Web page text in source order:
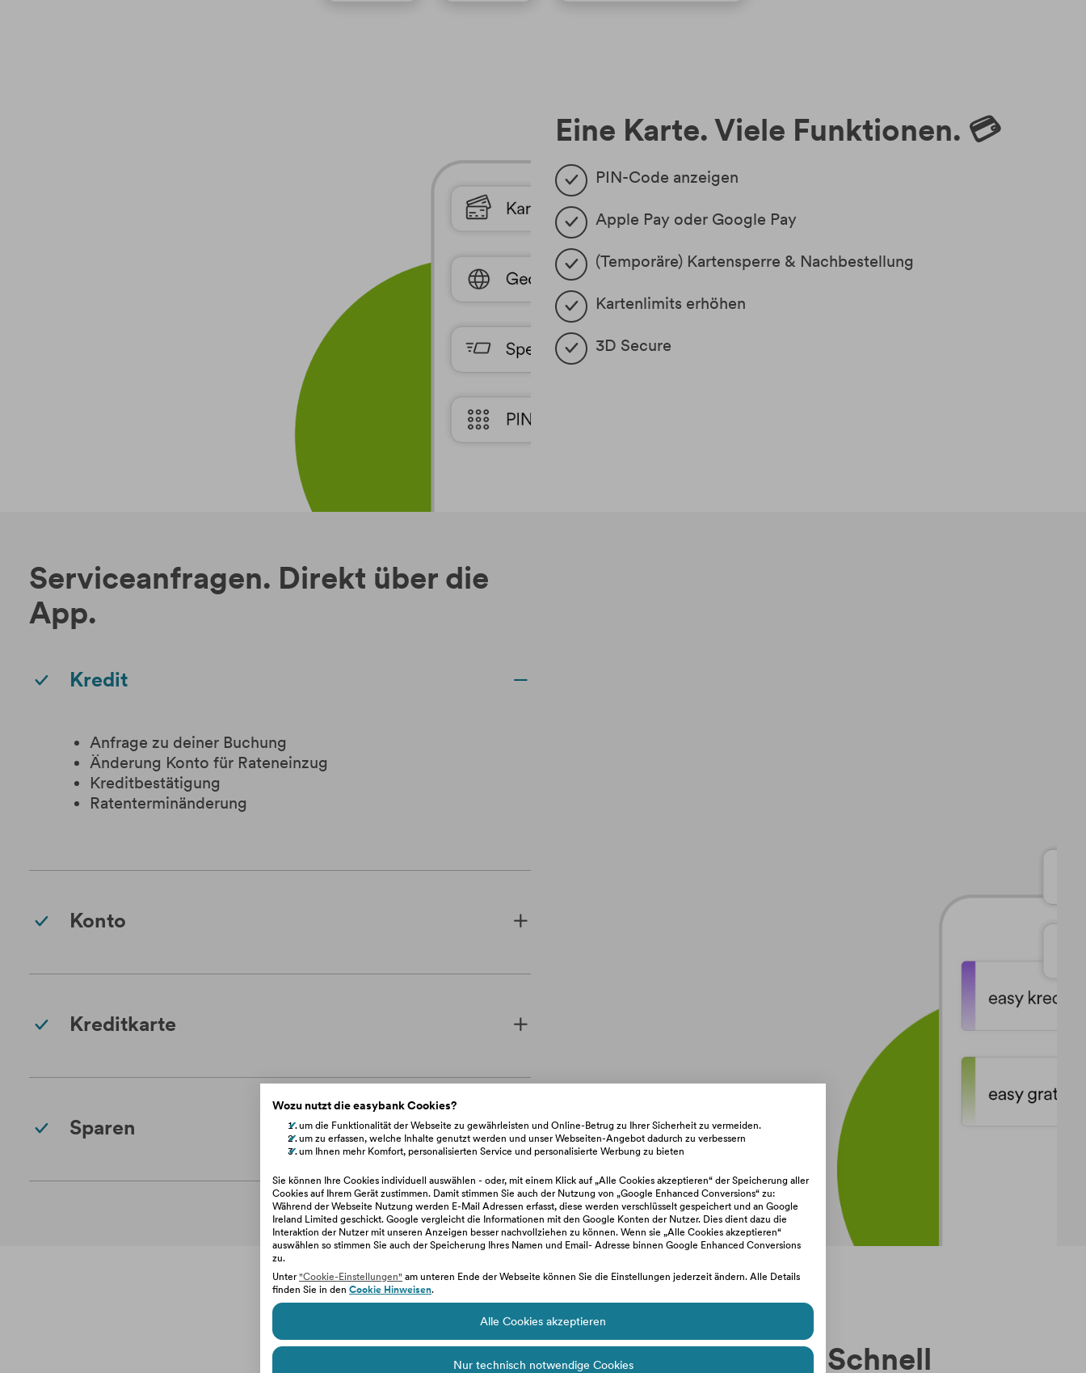
Wozu nutzt die easybank Cookies?
um die Funktionalität der Webseite zu gewährleisten und Online-Betrug zu Ihrer Sicherheit zu vermeiden.
um zu erfassen, welche Inhalte genutzt werden und unser Webseiten-Angebot dadurch zu verbessern
um Ihnen mehr Komfort, personalisierten Service und personalisierte Werbung zu bieten
Sie können Ihre Cookies individuell auswählen - oder, mit einem Klick auf „Alle Cookies akzeptieren“ der Speicherung aller
Cookies auf Ihrem Gerät zustimmen. Damit stimmen Sie auch der Nutzung von „Google Enhanced Conversions“ zu:
Während der Webseite Nutzung werden E-Mail Adressen erfasst, diese werden verschlüsselt gespeichert und an Google
Ireland Limited geschickt. Google vergleicht die Informationen mit den Google Konten der Nutzer. Dies dient dazu die
Interaktion der Nutzer mit unseren Anzeigen besser nachvollziehen zu können. Wenn sie „Alle Cookies akzeptieren“
auswählen so stimmen Sie auch der Speicherung Ihres Namen und Email- Adresse binnen Google Enhanced Conversions
zu.
Unter"Cookie-Einstellungen" am unteren Ende der Webseite können Sie die Einstellungen jederzeit ändern. Alle Details
finden Sie in den Cookie Hinweisen.
Alle Cookies akzeptieren
Nur technisch notwendige Cookies
Eine Karte. Viele Funktionen. 💳
PIN-Code anzeigen
Apple Pay oder Google Pay
(Temporäre) Kartensperre & Nachbestellung
Kartenlimits erhöhen
3D Secure
Serviceanfragen. Direkt über die
App.
Kredit
Anfrage zu deiner Buchung
Änderung Konto für Rateneinzug
Kreditbestätigung
Ratenterminänderung
Konto
Kreditkarte
Sparen
Eine Überweisung. Schnell